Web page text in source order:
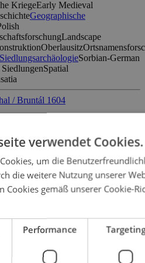
KriegeEarly Medieval
Geographische
Landscape
Oberlausitz
SiedlungsarchäologieSorbian-German
Spatial
1604
Herrſchafft Freudentaal,
1604. E. T. Transliteriert und
und Rainer Vogel
Forschungsergebnisse
Karel Müller, Direktor des
Prof. Dr. Albrecht Greule,
verwendet Cookies.
um die
die weitere Nutzung unserer
Cookies gemäß unserer Cookie-
Performance